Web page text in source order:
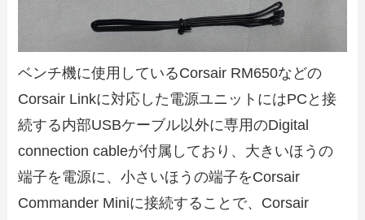
ベンチ機に使用しているCorsair RM650などの
Corsair Linkに対応した電源ユニットにはPCと接
続する内部USBケーブル以外に専用のDigital
connection cableが付属しており、大きいほうの
端子を電源に、小さいほうの端子をCorsair
Commander Miniに接続することで、Corsair